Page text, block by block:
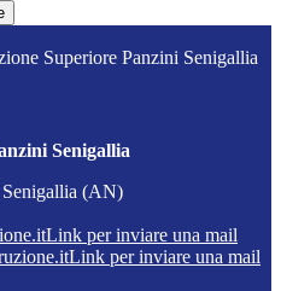
Superiore Panzini Senigallia
Senigallia
(AN)
Link per inviare una mail
Link per inviare una mail